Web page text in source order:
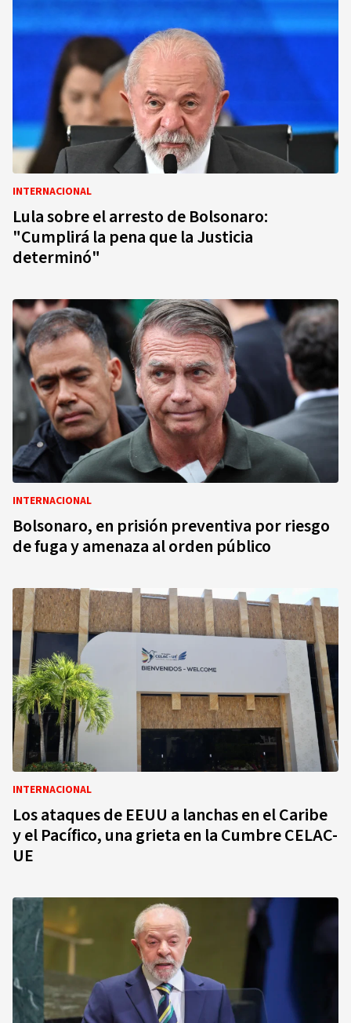
INTERNACIONAL
Lula sobre el arresto de Bolsonaro:
"Cumplirá la pena que la Justicia
determinó"
INTERNACIONAL
Bolsonaro, en prisión preventiva por riesgo
de fuga y amenaza al orden público
INTERNACIONAL
Los ataques de EEUU a lanchas en el Caribe
y el Pacífico, una grieta en la Cumbre CELAC-
UE